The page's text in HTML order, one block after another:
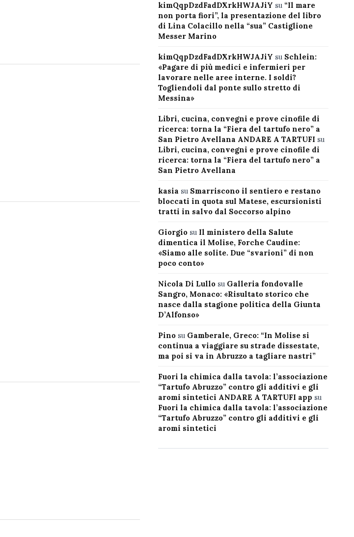
kimQqpDzdFadDXrkHWJAJiY su “Il mare
non porta fiori”, la presentazione del libro
di Lina Colacillo nella “sua” Castiglione
Messer Marino
kimQqpDzdFadDXrkHWJAJiY su Schlein:
«Pagare di più medici e infermieri per
lavorare nelle aree interne. I soldi?
Togliendoli dal ponte sullo stretto di
Messina»
Libri, cucina, convegni e prove cinofile di
ricerca: torna la “Fiera del tartufo nero” a
San Pietro Avellana ANDARE A TARTUFI su
Libri, cucina, convegni e prove cinofile di
ricerca: torna la “Fiera del tartufo nero” a
San Pietro Avellana
kasia su Smarriscono il sentiero e restano
bloccati in quota sul Matese, escursionisti
tratti in salvo dal Soccorso alpino
Giorgiosu Il ministero della Salute
dimentica il Molise, Forche Caudine:
«Siamo alle solite. Due “svarioni” di non
poco conto»
Nicola Di Lullosu Galleria fondovalle
Sangro, Monaco: «Risultato storico che
nasce dalla stagione politica della Giunta
D’Alfonso»
Pinosu Gamberale, Greco: “In Molise si
continua a viaggiare su strade dissestate,
ma poi si va in Abruzzo a tagliare nastri”
Fuori la chimica dalla tavola: l’associazione
“Tartufo Abruzzo” contro gli additivi e gli
aromi sintetici ANDARE A TARTUFI app su
Fuori la chimica dalla tavola: l’associazione
“Tartufo Abruzzo” contro gli additivi e gli
aromi sintetici